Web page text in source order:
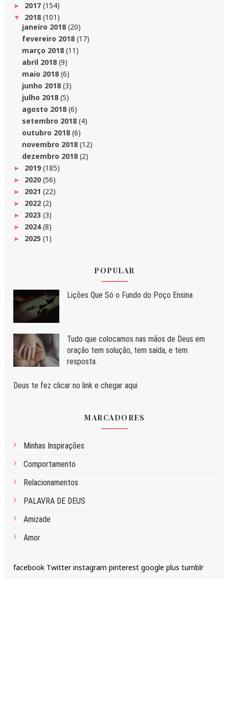
► 2017 (154)
▼ 2018 (101)
janeiro 2018 (20)
fevereiro 2018 (17)
março 2018 (11)
abril 2018 (9)
maio 2018 (6)
junho 2018 (3)
julho 2018 (5)
agosto 2018 (6)
setembro 2018 (4)
outubro 2018 (6)
novembro 2018 (12)
dezembro 2018 (2)
► 2019(185)
► 2020 (56)
► 2021 (22)
► 2022 (2)
► 2023 (3)
► 2024(8)
► 2025 (1)
POPULAR
Liç⁠ões Que Só o Fundo do Poço Ensina
Tudo que colocamos nas mãos de Deus em
oração tem solução, tem saída, e tem
resposta.
Deus te fez clicar no link e chegar aqui
MARCADORES
Minhas Inspirações
Comportamento
Relacionamentos
PALAVRA DE DEUS
Amizade
Amor
facebook Twitter instagram pinterest google plus tumblr